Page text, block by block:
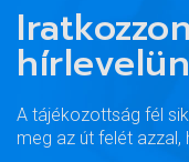
A tájékozottság fél
meg az út felét azzal,